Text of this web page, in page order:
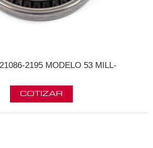
2195 MODELO 53 MILL-